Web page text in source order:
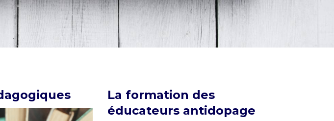
La formation des
éducateurs antidopage